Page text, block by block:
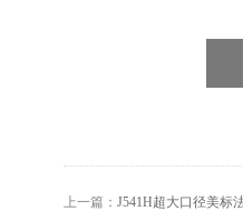
上一篇： J541H超大口径美标